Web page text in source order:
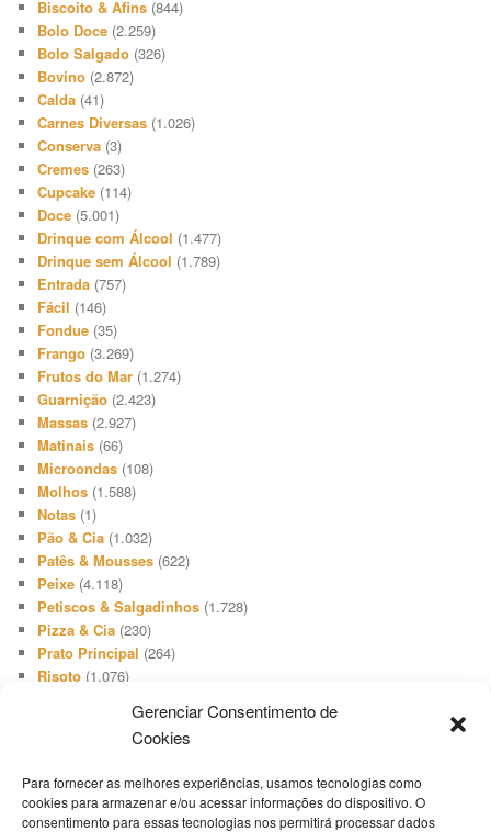
Gerenciar Consentimento de
Cookies
Para fornecer as melhores experiências, usamos tecnologias como
cookies para armazenar e/ou acessar informações do dispositivo. O
consentimento para essas tecnologias nos permitirá processar dados
Biscoito & Afins (844)
Bolo Doce (2.259)
Bolo Salgado (326)
Bovino (2.872)
Calda (41)
Carnes Diversas (1.026)
Conserva (3)
Cremes (263)
Cupcake (114)
Doce (5.001)
Drinque com Álcool (1.477)
Drinque sem Álcool (1.789)
Entrada (757)
Fácil (146)
Fondue (35)
Frango (3.269)
Frutos do Mar (1.274)
Guarnição (2.423)
Massas (2.927)
Matinais (66)
Microondas (108)
Molhos (1.588)
Notas (1)
Pão & Cia (1.032)
Patês & Mousses (622)
Peixe (4.118)
Petiscos & Salgadinhos (1.728)
Pizza & Cia (230)
Prato Principal (264)
Risoto (1.076)
(66)
Sanduíches & Lanches
Sopa & Cia(2.731)
Sorvete(416)